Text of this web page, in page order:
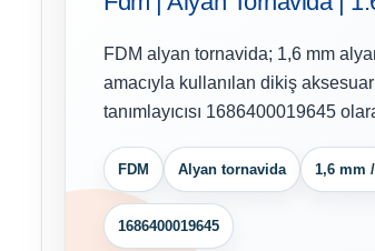
FDM alyan tornavida; 1,6 mm
amacıyla kullanılan dikiş
tanımlayıcısı 1686400019645
FDM Alyan tornavida 1,6 mm /
1686400019645